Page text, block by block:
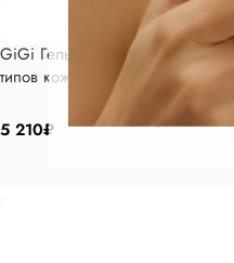
GiGi Гель очищающий для всех
типов кожи 250 мл
5 210₽
В корзину